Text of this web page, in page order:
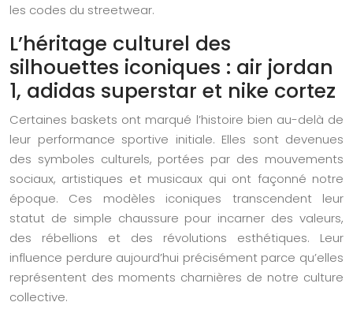
les codes du streetwear.
L’héritage culturel des
silhouettes iconiques : air jordan
1, adidas superstar et nike cortez
Certaines baskets ont marqué l’histoire bien au-delà de
leur performance sportive initiale. Elles sont devenues
des symboles culturels, portées par des mouvements
sociaux, artistiques et musicaux qui ont façonné notre
époque. Ces modèles iconiques transcendent leur
statut de simple chaussure pour incarner des valeurs,
des rébellions et des révolutions esthétiques. Leur
influence perdure aujourd’hui précisément parce qu’elles
représentent des moments charnières de notre culture
collective.